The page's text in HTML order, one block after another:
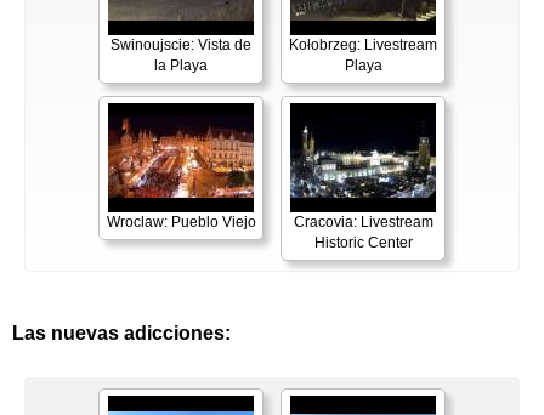
Swinoujscie: Vista de
la Playa
Kołobrzeg: Livestream
Playa
Wroclaw: Pueblo Viejo
Cracovia: Livestream
Historic Center
Las nuevas adicciones: